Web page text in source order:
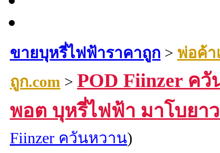
ขายบุหรี่ไฟฟ้าราคาถูก > พ่อค้า
ถูก.com> POD Fiinzer ค
พอต บุหรี่ไฟฟ้า มาโบยา
Fiinzer ควันหวาน)